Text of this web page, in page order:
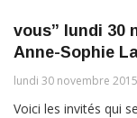
vous” lundi 30
Anne-Sophie
lundi 30 novembre
Voici les invités qui